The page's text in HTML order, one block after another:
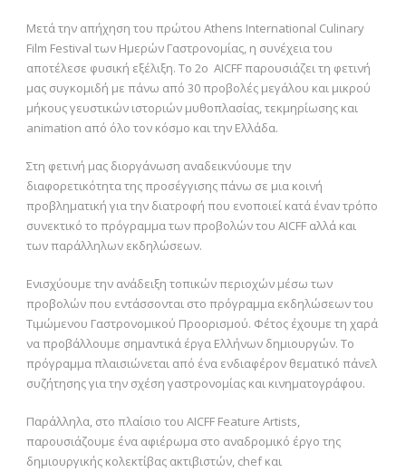
Μετά την απήχηση του πρώτου Athens International Culinary
Film Festival των Ημερών Γαστρονομίας, η συνέχεια του
αποτέλεσε φυσική εξέλιξη. Το 2ο AICFF παρουσιάζει τη φετινή
μας συγκομιδή με πάνω από 30 προβολές μεγάλου και μικρού
μήκους γευστικών ιστοριών μυθοπλασίας, τεκμηρίωσης και
animation από όλο τον κόσμο και την Ελλάδα.
Στη φετινή μας διοργάνωση αναδεικνύουμε την
διαφορετικότητα της προσέγγισης πάνω σε μια κοινή
προβληματική για την διατροφή που ενοποιεί κατά έναν τρόπο
συνεκτικό το πρόγραμμα των προβολών του AICFF αλλά και
των παράλληλων εκδηλώσεων.
Ενισχύουμε την ανάδειξη τοπικών περιοχών μέσω των
προβολών που εντάσσονται στο πρόγραμμα εκδηλώσεων του
Τιμώμενου Γαστρονομικού Προορισμού. Φέτος έχουμε τη χαρά
να προβάλλουμε σημαντικά έργα Ελλήνων δημιουργών. Το
πρόγραμμα πλαισιώνεται από ένα ενδιαφέρον θεματικό πάνελ
συζήτησης για την σχέση γαστρονομίας και κινηματογράφου.
Παράλληλα, στο πλαίσιο του AICFF Feature Artists,
παρουσιάζουμε ένα αφιέρωμα στο αναδρομικό έργο της
δημιουργικής κολεκτίβας ακτιβιστών, chef και